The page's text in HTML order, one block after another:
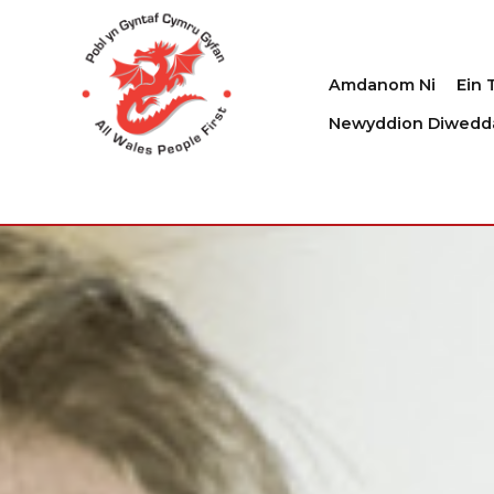
Amdanom Ni
Ein
Newyddion